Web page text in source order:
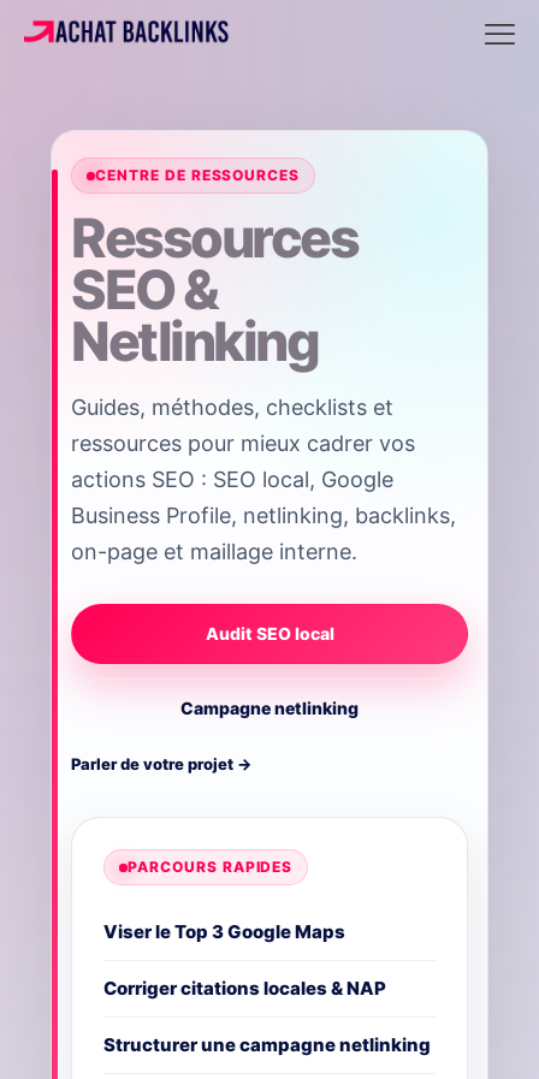
CENTRE DE RESSOURCES
Ressources
SEO &
Netlinking
Guides, méthodes, checklists et
ressources pour mieux cadrer vos
actions SEO : SEO local, Google
Business Profile, netlinking, backlinks,
on-page et maillage interne.
Audit SEO local
Campagne netlinking
Parler de votre projet →
PARCOURS RAPIDES
Viser le Top 3 Google Maps
Corriger citations locales & NAP
Structurer une campagne netlinking